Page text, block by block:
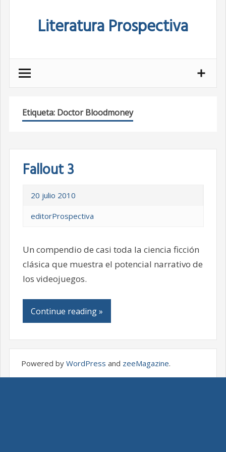
Literatura Prospectiva
Etiqueta: Doctor Bloodmoney
Fallout 3
20 julio 2010
editorProspectiva
Un compendio de casi toda la ciencia ficción
clásica que muestra el potencial narrativo de
los videojuegos.
Continue reading »
Powered by WordPress and zeeMagazine.